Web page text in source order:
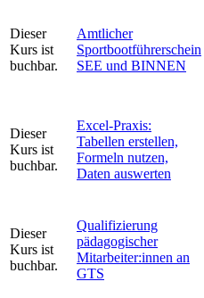
Dieser
Kurs ist
buchbar.
Amtlicher
Sportbootführerschein
SEE und BINNEN
Dieser
Kurs ist
buchbar.
Excel-Praxis:
Tabellen erstellen,
Formeln nutzen,
Daten auswerten
Dieser
Kurs ist
buchbar.
Qualifizierung
pädagogischer
Mitarbeiter:innen an
GTS